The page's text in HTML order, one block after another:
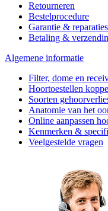
Retourneren
Bestelprocedure
Garantie & reparaties
Betaling &
Algemene informatie
Filter, dome en
Hoortoestellen
Soorten
Anatomie van het
Online aanpassen
Kenmerken &
Veelgestelde vragen